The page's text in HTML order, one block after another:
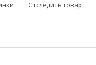
Отследить товар